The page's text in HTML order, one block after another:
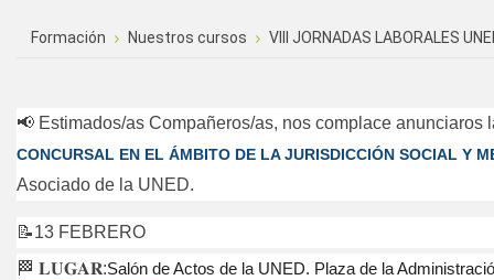
Formación Nuestros cursos VIII JORNADAS LABORALES
📢 Estimados/as Compañeros/as, nos complace anunciaros
CONCURSAL EN EL ÁMBITO DE LA JURISDICCIÓN SOCIAL Y
Asociado de la UNED.
📝13 FEBRERO
🏁 𝐋𝐔𝐆𝐀𝐑:Salón de Actos de la UNED. Plaza de la